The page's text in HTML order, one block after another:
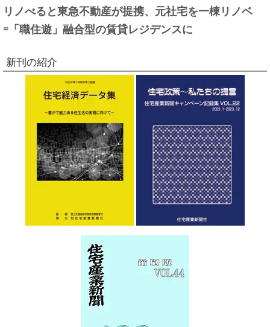
リノべると東急不動産が提携、元社宅を一棟リノベ
=「職住遊」融合型の賃貸レジデンスに
新刊の紹介